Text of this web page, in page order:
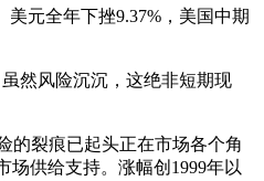
元全年下挫9.37%，美国中期
然风险沉沉，这绝非短期现
裂痕已起头正在市场各个角
供给支持。涨幅创1999年以